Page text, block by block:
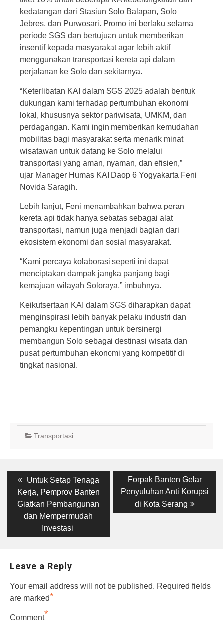
kedatangan dari Stasiun Solo Balapan, Solo
Jebres, dan Purwosari. Promo ini berlaku selama
periode SGS dan bertujuan untuk memberikan
insentif kepada masyarakat agar lebih aktif
menggunakan transportasi kereta api dalam
perjalanan ke Solo dan sekitarnya.
“Keterlibatan KAI dalam SGS 2025 adalah bentuk
dukungan kami terhadap pertumbuhan ekonomi
lokal, khususnya sektor pariwisata, UMKM, dan
perdagangan. Kami ingin memberikan kemudahan
mobilitas bagi masyarakat serta menarik minat
wisatawan untuk datang ke Solo melalui
transportasi yang aman, nyaman, dan efisien,”
ujar Manager Humas KAI Daop 6 Yogyakarta Feni
Novida Saragih.
Lebih lanjut, Feni menambahkan bahwa peran
kereta api tidak hanya sebatas sebagai alat
transportasi, namun juga menjadi bagian dari
ekosistem ekonomi dan sosial masyarakat.
“Kami percaya kolaborasi seperti ini dapat
menciptakan dampak jangka panjang bagi
kemajuan wilayah Soloraya,” imbuhnya.
Keikutsertaan KAI dalam SGS diharapkan dapat
menginspirasi lebih banyak pelaku industri dan
pemangku kepentingan untuk bersinergi
membangun Solo sebagai destinasi wisata dan
pusat pertumbuhan ekonomi yang kompetitif di
tingkat nasional.
Transportasi
Post
navigation
Previous
post:
Untuk Setap Tenaga
Kerja, Pemprov Banten
Giatkan Pembangunan
dan Mempermudah
Investasi
Next
post:
Forpak Banten Gelar
Penyuluhan Anti Korupsi
di Kota Serang
Leave a Reply
Your email address will not be published. Required fields
are marked*
Comment*